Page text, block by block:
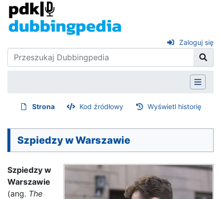
Zaloguj się
Strona Kod źródłowy Wyświetl historię
Szpiedzy w Warszawie
Szpiedzy w
Warszawie
(ang. The